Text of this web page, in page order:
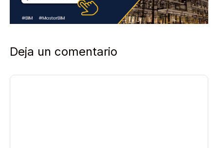
Deja un comentario
Comentario